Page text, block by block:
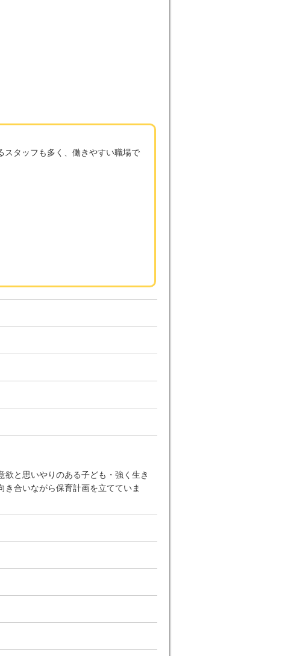
スタッフも多く、働きやすい職場で
と思いやりのある子ども・強く生き
合いながら保育計画を立てていま